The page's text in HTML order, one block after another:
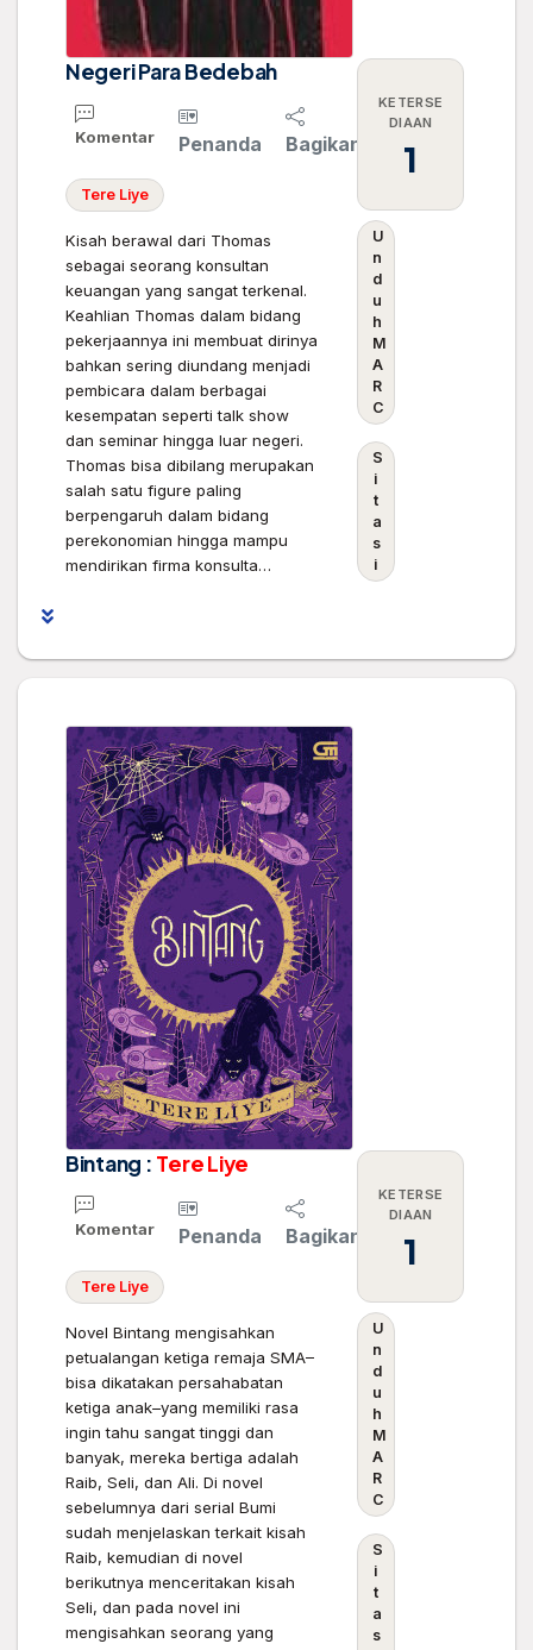
Negeri Para Bedebah
Komentar Penanda Bagikan
Tere Liye
Kisah berawal dari Thomas
sebagai seorang konsultan
keuangan yang sangat terkenal.
Keahlian Thomas dalam bidang
pekerjaannya ini membuat dirinya
bahkan sering diundang menjadi
pembicara dalam berbagai
kesempatan seperti talk show
dan seminar hingga luar negeri.
Thomas bisa dibilang merupakan
salah satu figure paling
berpengaruh dalam bidang
perekonomian hingga mampu
mendirikan firma konsulta…
KETERSE
DIAAN
1
U
n
d
u
h
M
A
R
C
S
i
t
a
s
i
Bintang : TereLiye
Komentar Penanda Bagikan
Tere Liye
Novel Bintang mengisahkan
petualangan ketiga remaja SMA–
bisa dikatakan persahabatan
ketiga anak–yang memiliki rasa
ingin tahu sangat tinggi dan
banyak, mereka bertiga adalah
Raib, Seli, dan Ali. Di novel
sebelumnya dari serial Bumi
sudah menjelaskan terkait kisah
Raib, kemudian di novel
berikutnya menceritakan kisah
Seli, dan pada novel ini
mengisahkan seorang yang
KETERSE
DIAAN
1
U
n
d
u
h
M
A
R
C
S
i
t
a
s